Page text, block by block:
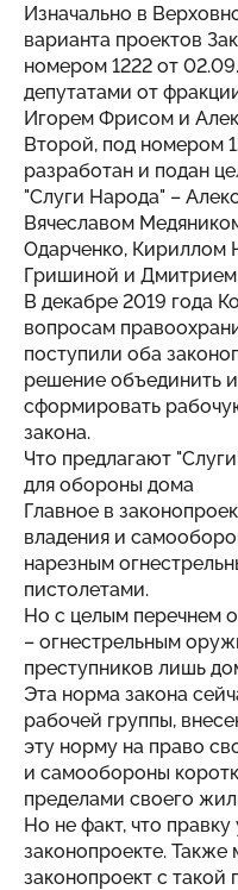
Изначально в
варианта проектов
номером 1222 от
депутатами от
Игорем Фрисом и
Второй, под номером
разработан и подан
"Слуги Народа" –
Вячеславом
Одарченко, Кириллом
Гришиной и
В декабре 2019 года
вопросам
поступили оба
решение объединить
сформировать
закона.
Что предлагают
для обороны дома
Главное в
владения и
нарезным
пистолетами.
Но с целым перечнем
– огнестрельным
преступников лишь
Эта норма закона
рабочей группы,
эту норму на право
и самообороны
пределами своего
Но не факт, что правку
законопроекте. Также
законопроект с такой